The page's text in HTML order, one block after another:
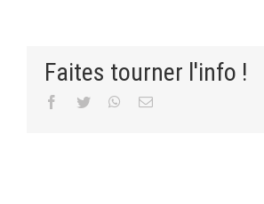
Faites tourner l'info !
Facebook
Twitter WhatsApp
Email